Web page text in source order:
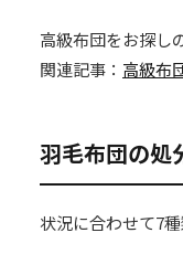
高級布団をお探し
関連記事： 高級布
羽毛布団の処
状況に合わせて7